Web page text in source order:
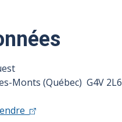
Monts (Québec) G4V 2L6